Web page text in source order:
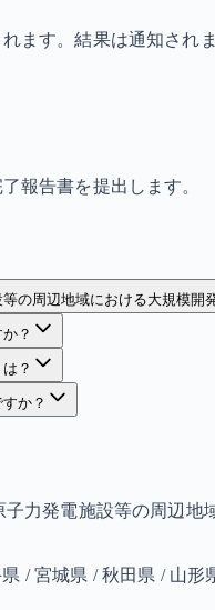
ます。結果は通知されま
報告書を提出します。
の周辺地域における大規模開
？
？
か？
子力発電施設等の周辺地
/ 宮城県 / 秋田県 / 山形